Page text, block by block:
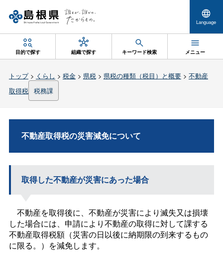
Language
目的で探す 組織で探す キーワード検索 メニュー
トップ> くらし > 税金> 県税> 県税の種類（税目）と概要> 不動産
取得税 税務課
不動産取得税の災害減免について
取得した不動産が災害にあった場合
不動産を取得後に、不動産が災害により滅失又は損壊
した場合には、申請により不動産の取得に対して課する
不動産取得税額（災害の日以後に納期限の到来するもの
に限る。）を減免します。